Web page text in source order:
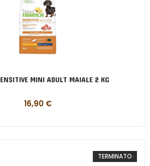
MINI ADULT MAIALE 2 KG
16,90 €
TERMINATO